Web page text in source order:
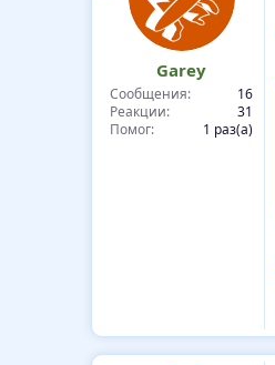
Garey
Сообщения
16
Реакции
31
Помог
1 раз(а)